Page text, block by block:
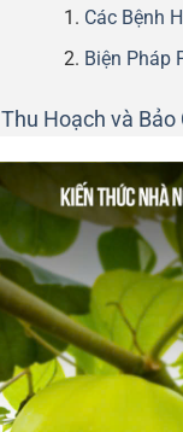
Các Bệnh
Biện Pháp
Thu Hoạch và Bảo